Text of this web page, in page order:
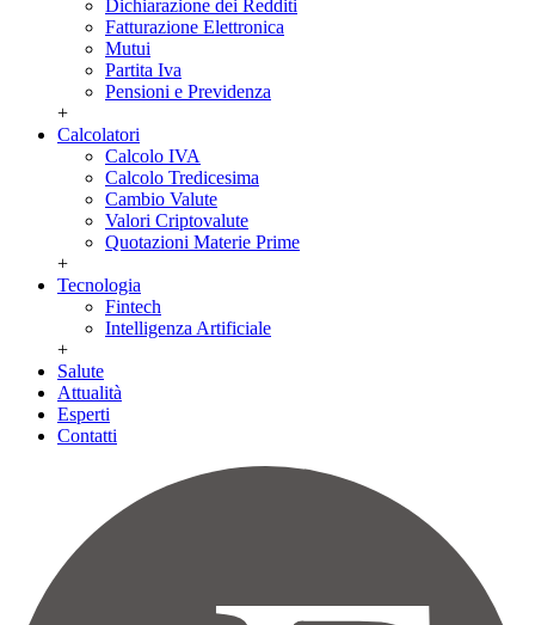
Dichiarazione dei Redditi
Fatturazione Elettronica
Mutui
Partita Iva
Pensioni e Previdenza
+
Calcolatori
Calcolo IVA
Calcolo Tredicesima
Cambio Valute
Valori Criptovalute
Quotazioni Materie Prime
+
Tecnologia
Fintech
Intelligenza Artificiale
+
Salute
Attualità
Esperti
Contatti